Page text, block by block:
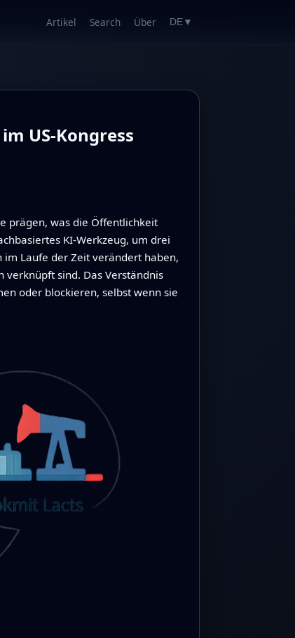
Artikel Search Über DE ▼
US-Kongress
prägen, was die Öffentlichkeit
KI‑Werkzeug, um drei
im Laufe der Zeit verändert haben,
sind. Das Verständnis
oder blockieren, selbst wenn sie